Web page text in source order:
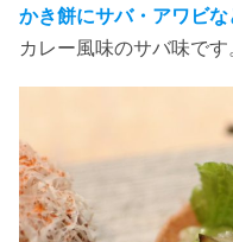
かき餅にサバ・アワビ
カレー風味のサバ味です